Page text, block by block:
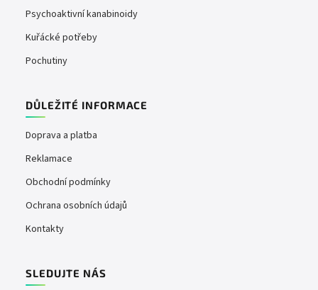
Psychoaktivní kanabinoidy
Kuřácké potřeby
Pochutiny
DŮLEŽITÉ INFORMACE
Doprava a platba
Reklamace
Obchodní podmínky
Ochrana osobních údajů
Kontakty
SLEDUJTE NÁS